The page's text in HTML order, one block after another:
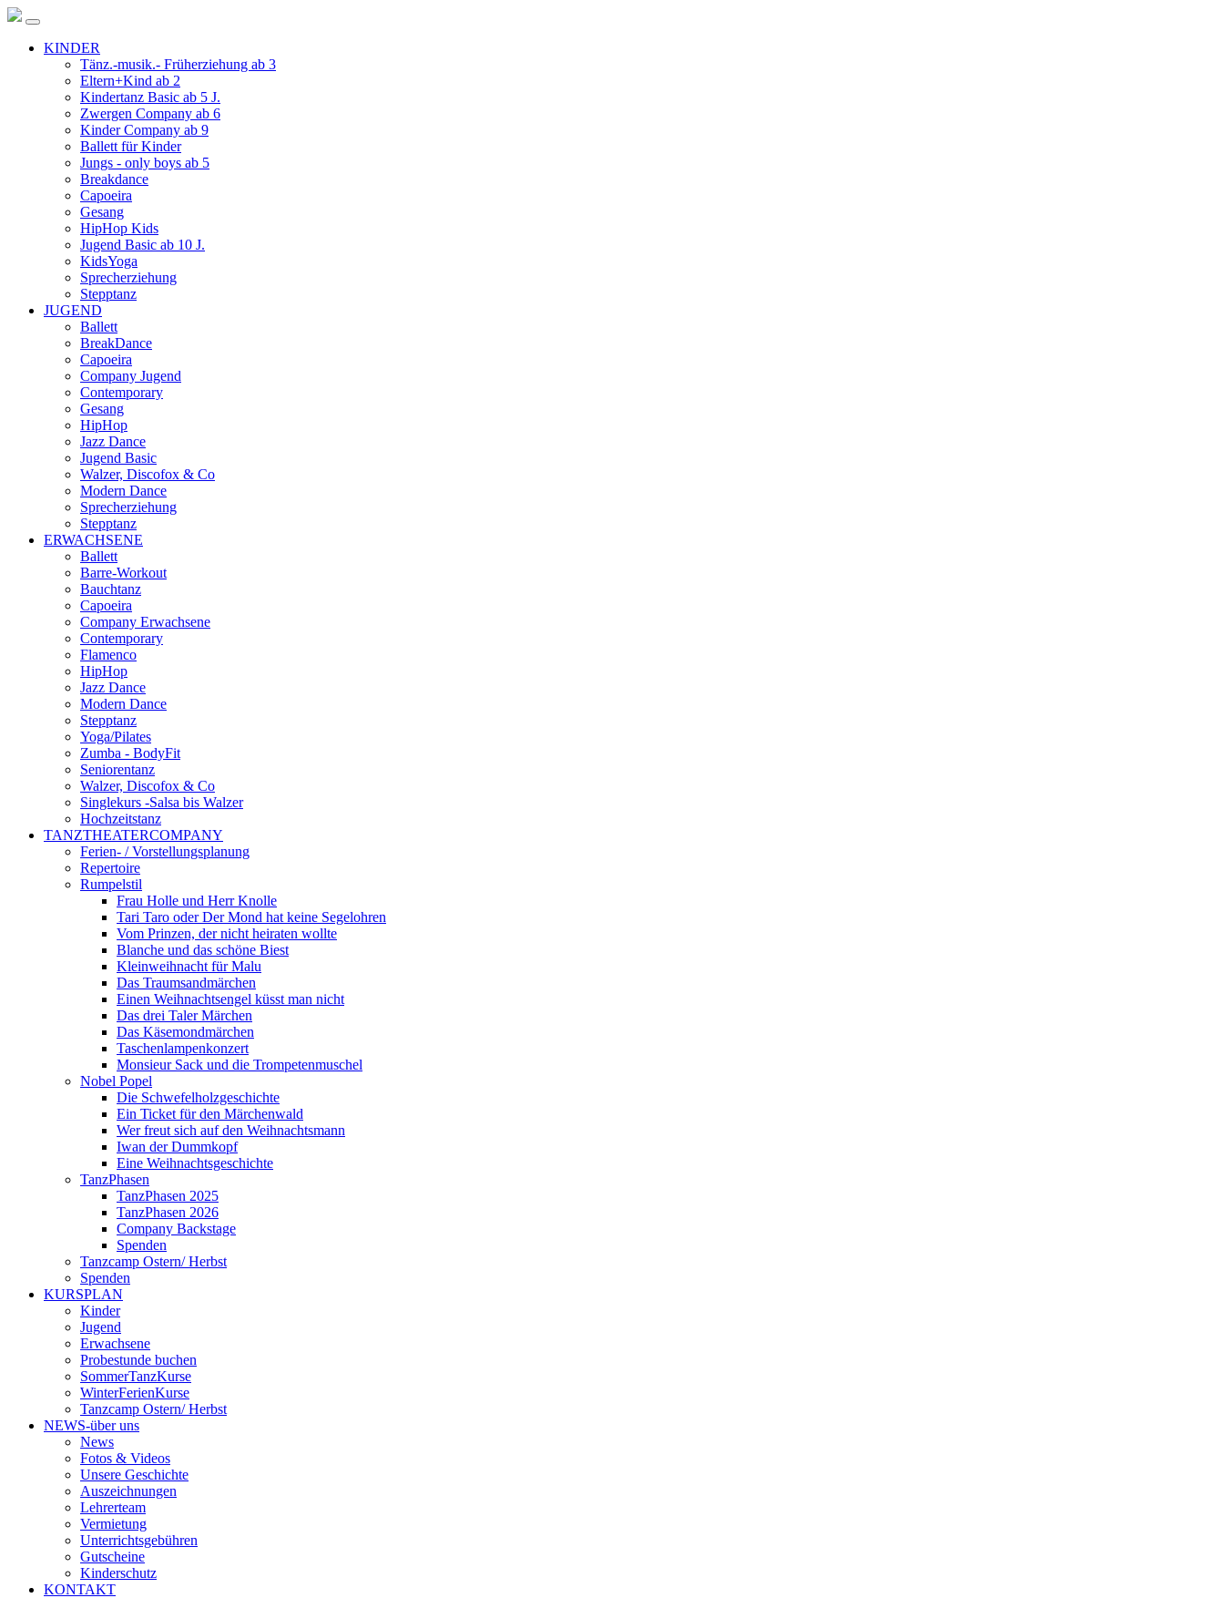
KINDER
Tänz.-musik.- Früherziehung ab 3
Eltern+Kind ab 2
Kindertanz Basic ab 5 J.
Zwergen Company ab 6
Kinder Company ab 9
Ballett für Kinder
Jungs - only boys ab 5
Breakdance
Capoeira
Gesang
HipHop Kids
Jugend Basic ab 10 J.
KidsYoga
Sprecherziehung
Stepptanz
JUGEND
Ballett
BreakDance
Capoeira
Company Jugend
Contemporary
Gesang
HipHop
Jazz Dance
Jugend Basic
Walzer, Discofox & Co
Modern Dance
Sprecherziehung
Stepptanz
ERWACHSENE
Ballett
Barre-Workout
Bauchtanz
Capoeira
Company Erwachsene
Contemporary
Flamenco
HipHop
Jazz Dance
Modern Dance
Stepptanz
Yoga/Pilates
Zumba - BodyFit
Seniorentanz
Walzer, Discofox & Co
Singlekurs -Salsa bis Walzer
Hochzeitstanz
TANZTHEATERCOMPANY
Ferien- / Vorstellungsplanung
Repertoire
Rumpelstil
Frau Holle und Herr Knolle
Tari Taro oder Der Mond hat keine Segelohren
Vom Prinzen, der nicht heiraten wollte
Blanche und das schöne Biest
Kleinweihnacht für Malu
Das Traumsandmärchen
Einen Weihnachtsengel küsst man nicht
Das drei Taler Märchen
Das Käsemondmärchen
Taschenlampenkonzert
Monsieur Sack und die Trompetenmuschel
Nobel Popel
Die Schwefelholzgeschichte
Ein Ticket für den Märchenwald
Wer freut sich auf den Weihnachtsmann
Iwan der Dummkopf
Eine Weihnachtsgeschichte
TanzPhasen
TanzPhasen 2025
TanzPhasen 2026
Company Backstage
Spenden
Tanzcamp Ostern/ Herbst
Spenden
KURSPLAN
Kinder
Jugend
Erwachsene
Probestunde buchen
SommerTanzKurse
WinterFerienKurse
Tanzcamp Ostern/ Herbst
NEWS-über uns
News
Fotos & Videos
Unsere Geschichte
Auszeichnungen
Lehrerteam
Vermietung
Unterrichtsgebühren
Gutscheine
Kinderschutz
KONTAKT